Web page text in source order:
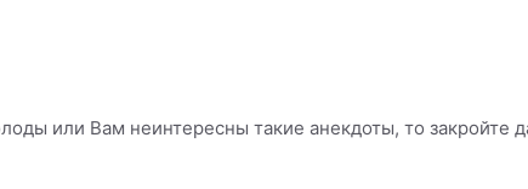
или Вам неинтересны такие анекдоты, то закройте